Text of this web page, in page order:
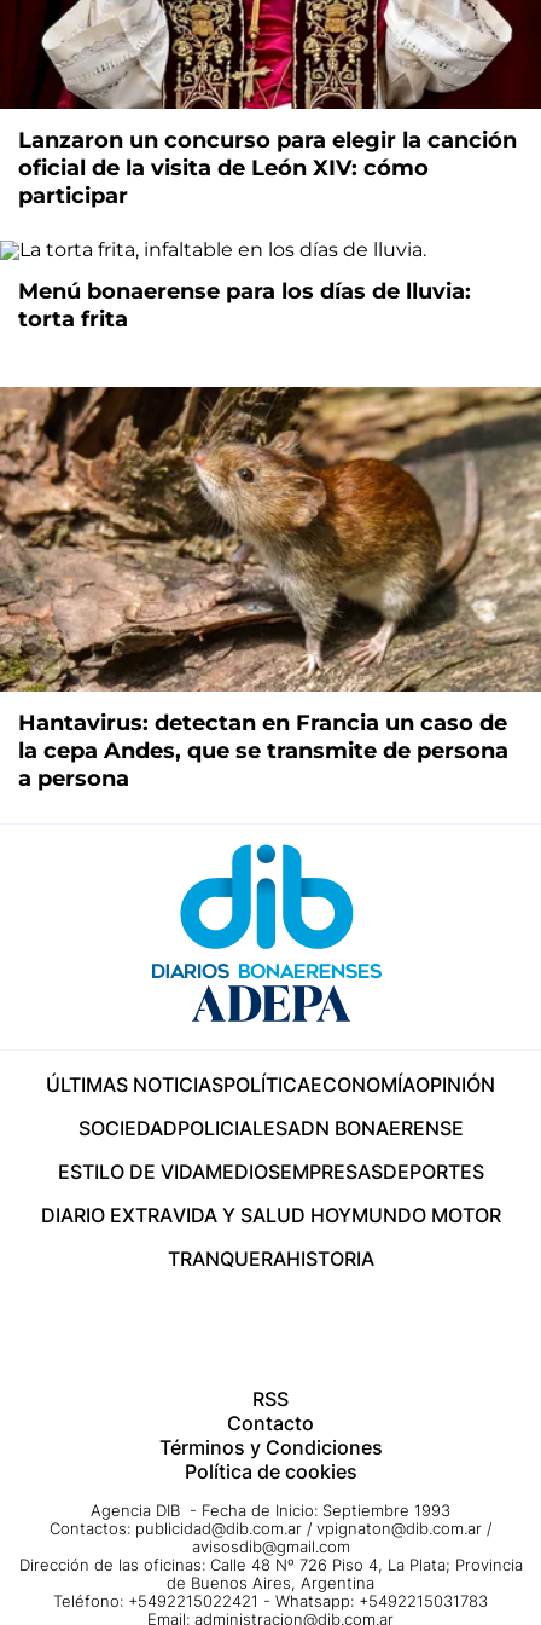
Lanzaron un concurso para elegir la canción
oficial de la visita de León XIV: cómo
participar
Menú bonaerense para los días de lluvia:
torta frita
Hantavirus: detectan en Francia un caso de
la cepa Andes, que se transmite de persona
a persona
ÚLTIMAS NOTICIASPOLÍTICAECONOMÍAOPINIÓN
SOCIEDADPOLICIALESADN BONAERENSE
ESTILO DE VIDAMEDIOSEMPRESASDEPORTES
DIARIO EXTRAVIDA Y SALUD HOYMUNDO MOTOR
TRANQUERAHISTORIA
RSS
Contacto
Términos y Condiciones
Política de cookies
Agencia DIB - Fecha de Inicio: Septiembre 1993
Contactos: publicidad@dib.com.ar / vpignaton@dib.com.ar /
avisosdib@gmail.com
Dirección de las oficinas: Calle 48 Nº 726 Piso 4, La Plata; Provincia
de Buenos Aires, Argentina
Teléfono: +5492215022421 - Whatsapp: +5492215031783
Email: administracion@dib.com.ar